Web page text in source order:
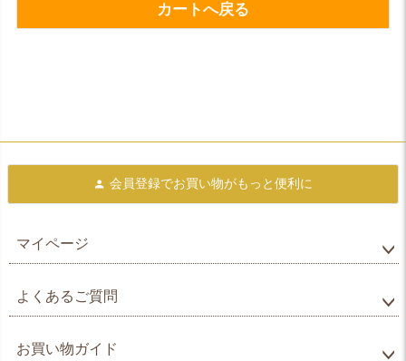
カートへ戻る
会員登録でお買い物がもっと便利に
マイページ
よくあるご質問
お買い物ガイド